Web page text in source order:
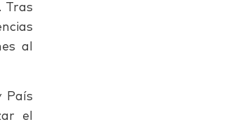
Tras
al
País
el